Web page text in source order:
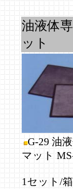
油液体
ット
G-29 油
マット
1セット/